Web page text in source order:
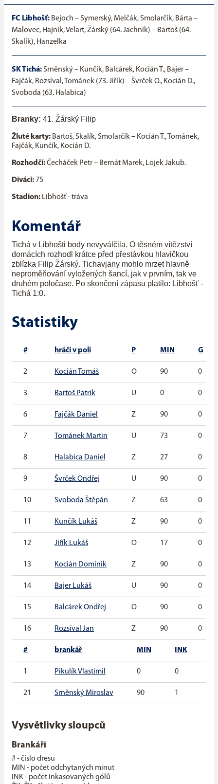
FC Libhošť: Bejoch – Symerský, Melčák, Smolarčík, Bárta –
Malovec, Hajník, Velart, Žárský (64. Jachník) – Bartoš (64.
Skalík), Hanzelka
SK Tichá: Srněnský – Kunčík, Balcárek, Kocián T., Bajer –
Fajčák, Rozsíval, Tománek (73. Jiřík) – Švrček O., Kocián D.,
Svoboda (63. Halabica)
Branky: 41. Žárský Filip
Žluté karty: Bartoš, Skalík, Smolarčík – Kocián T., Tománek,
Fajčák, Kunčík, Kocián D.
Rozhodčí:Čecháček Petr – Bernát Marek, Lojek Jakub.
Diváci: 75
Stadion: Libhošť - tráva
Komentář
Tichá v Libhošti body nevyválčila. O těsném vítězství
domácích rozhodl krátce před přestávkou hlavičkou
zblízka Filip Žárský. Tichavjany mohlo mrzet hlavně
neproměňování vyložených šancí, jak v prvním, tak ve
druhém poločase. Po skončení zápasu platilo: Libhošť -
Tichá 1:0.
Statistiky
# hráči v poli P MIN G
2 Kocián Tomáš O 90 0
3 Bartoš Patrik U 0 0
6 Fajčák Daniel Z 90 0
7 Tománek Martin U 73 0
8 Halabica Daniel Z 27 0
9 Švrček Ondřej U 90 0
10 Svoboda Štěpán Z 63 0
11 Kunčík Lukáš Z 90 0
12 Jiřík Lukáš O 17 0
13 Kocián Dominik Z 90 0
14 Bajer Lukáš U 90 0
15 Balcárek Ondřej O 90 0
16 Rozsíval Jan Z 90 0
# brankář MIN INK
1 Pikulík Vlastimil 0 0
21 Srněnský Miroslav 90 1
Vysvětlivky sloupců
Brankáři
# - číslo dresu
MIN - počet odchytaných minut
INK - počet inkasovaných gólů